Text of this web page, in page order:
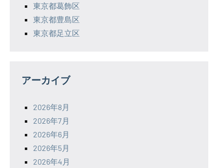
東京都葛飾区
東京都豊島区
東京都足立区
アーカイブ
2026年8月
2026年7月
2026年6月
2026年5月
2026年4月